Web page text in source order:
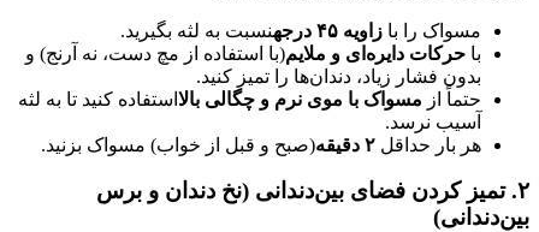
مسواک را با زاویه ۴۵ درجهنسبت به لثه بگیرید.
با حرکات دایره‌ای و ملایم(با استفاده از مچ دست، نه آرنج) و
بدون فشار زیاد، دندان‌ها را تمیز کنید.
حتماً از مسواک با موی نرم و چگالی بالا استفاده کنید تا به لثه
آسیب نرسد.
هر بار حداقل ۲ دقیقه(صبح و قبل از خواب) مسواک بزنید.
۲.تمیز کردن فضای بین‌دندانی (نخ دندان و برس
بین‌دندانی)